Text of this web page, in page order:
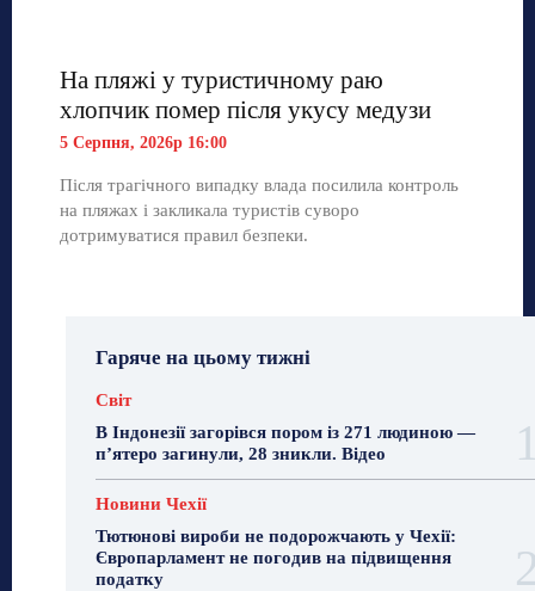
На пляжі у туристичному раю
хлопчик помер після укусу медузи
5 Серпня, 2026р 16:00
Після трагічного випадку влада посилила контроль
на пляжах і закликала туристів суворо
дотримуватися правил безпеки.
Гаряче на цьому тижні
Світ
В Індонезії загорівся пором із 271 людиною —
п’ятеро загинули, 28 зникли. Відео
Новини Чехії
Тютюнові вироби не подорожчають у Чехії:
Європарламент не погодив на підвищення
податку